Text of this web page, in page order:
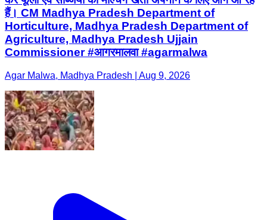
हैं। CM Madhya Pradesh Department of
Horticulture, Madhya Pradesh Department of
Agriculture, Madhya Pradesh Ujjain
Commissioner #आगरमालवा #agarmalwa
Agar Malwa, Madhya Pradesh | Aug 9, 2026